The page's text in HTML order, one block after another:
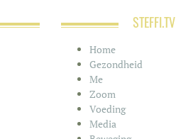
STEFFI.TV
Home
Gezondheid
Me
Zoom
Voeding
Media